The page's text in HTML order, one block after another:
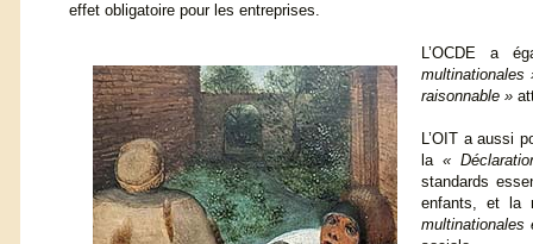
effet obligatoire pour les entreprises.
L’OCDE a
multinationales
raisonnable »
L’OIT a aussi
la «
standards
enfants, et la